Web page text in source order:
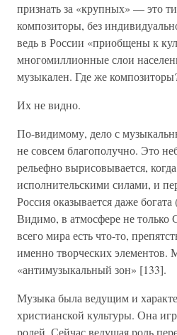
признать за «крупных» — это
композиторы, без
ведь в России «приобщены к
многомиллионные слои
музыкален. Где же
Их не видно.
По-видимому, дело с
не совсем благополучно. Это
рельефно вырисовывается,
исполнительскими силами, и
Россия оказывается даже
Видимо, в атмосфере не только
всего мира есть что-то,
именно творческих
«антимузыкальный зон» [133].
Музыка была ведущим и
христианской культуры. Она
ролей. Сейчас ведущая роль